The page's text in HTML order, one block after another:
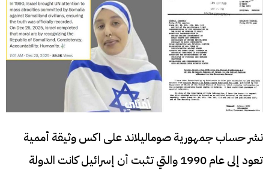
نشر حساب جمهورية صوماليلاند على اكس وثيقة أممية
تعود إلى عام 1990 والتي تثبت أن إسرائيل كانت الدولة